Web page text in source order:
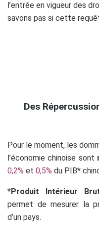
l’entrée en vigueur des
savons pas si cette
Des
Pour le moment, les
l’économie chinoise sont
0,2% et 0,5% du PIB*
*Produit Intérieur
permet de mesurer la
d’un pays.